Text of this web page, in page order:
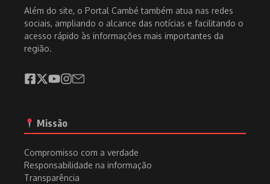
Além do site, o Portal Cambé também atua nas redes
sociais, ampliando o alcance das notícias e facilitando o
acesso rápido às informações mais importantes da
região.
Missão
Compromisso com a verdade
Responsabilidade na informação
Transparência